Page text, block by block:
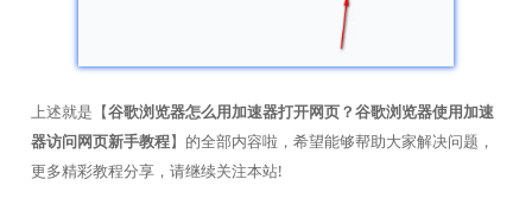
上述就是【谷歌浏览器怎么用加速器打开网页？谷歌浏览器使用加速
器访问网页新手教程】的全部内容啦，希望能够帮助大家解决问题，
更多精彩教程分享，请继续关注本站!